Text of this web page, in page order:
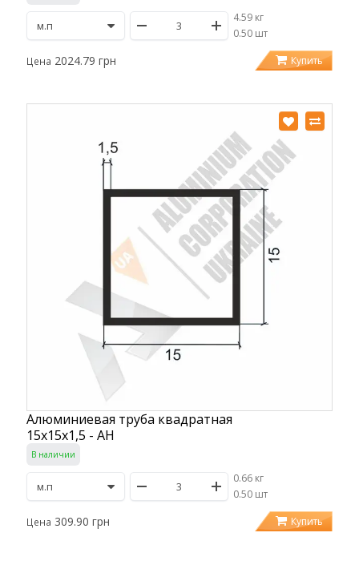
4.59 кг
/0.50 шт
Цена 2024.79 грн Купить
Алюминиевая труба квадратная
15х15х1,5 - АН
В наличии
0.66 кг
/0.50 шт
Цена 309.90 грн Купить